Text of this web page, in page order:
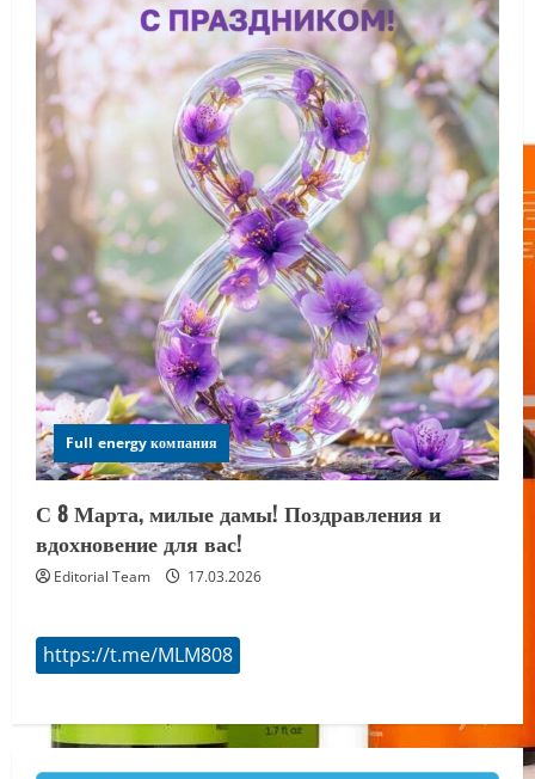
Full energy компания
С 8 Марта, милые дамы! Поздравления и
вдохновение для вас!
Editorial Team 17.03.2026
https://t.me/MLM808